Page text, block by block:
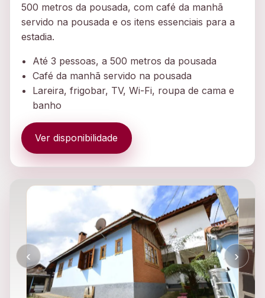
500 metros da pousada, com café da manhã
servido na pousada e os itens essenciais para a
estadia.
Até 3 pessoas, a 500 metros da pousada
Café da manhã servido na pousada
Lareira, frigobar, TV, Wi-Fi, roupa de cama e
banho
Ver disponibilidade
‹ ›